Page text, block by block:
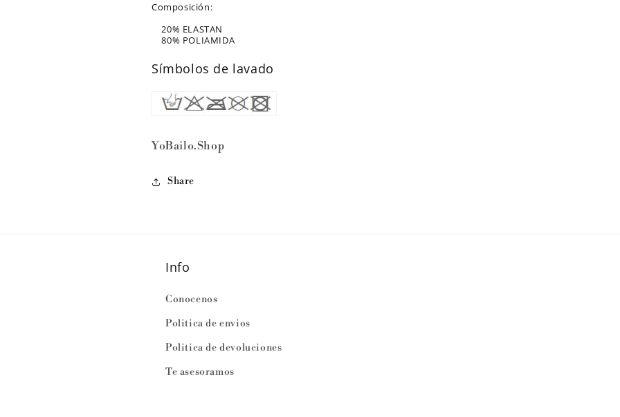
Composición:
20% ELASTAN
80% POLIAMIDA
Símbolos de lavado
YoBailo.Shop
Share
Info
Conocenos
Politica de envios
Politica de devoluciones
Te asesoramos